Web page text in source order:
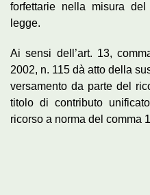
forfettarie nella misura
legge.
Ai sensi dell’art. 13,
2002, n. 115 dà atto della
versamento da parte del
titolo di contributo
ricorso a norma del comma